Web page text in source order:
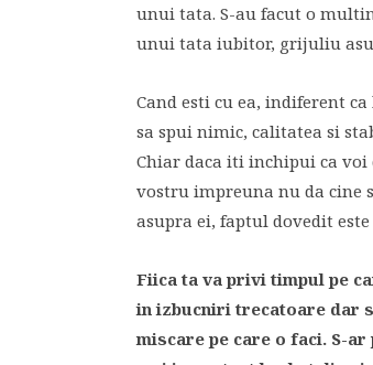
unui tata. S-au facut o
unui tata iubitor, grijuliu
Cand esti cu ea, indiferent
sa spui nimic, calitatea si
Chiar daca iti inchipui ca
vostru impreuna nu da cine
asupra ei, faptul dovedit
Fiica ta va privi timpul pe
in izbucniri trecatoare dar
miscare pe care o faci. S-